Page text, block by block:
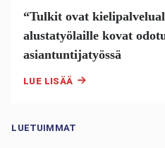
“Tulkit ovat
alustatyölaille kovat
asiantuntijatyössä
LUE LISÄÄ
LUETUIMMAT